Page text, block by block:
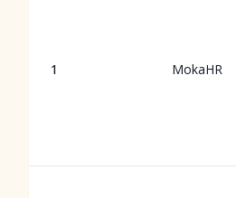
1 MokaHR